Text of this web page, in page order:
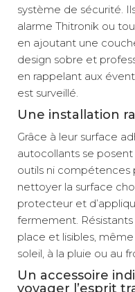
système de sécurité.
alarme Thitronik ou
en ajoutant une
design sobre et
en rappelant aux
est surveillé.
Une installation
Grâce à leur surface
autocollants se
outils ni compétences
nettoyer la surface
protecteur et
fermement.
place et lisibles,
soleil, à la pluie ou au
Un accessoire
voyager l’esprit